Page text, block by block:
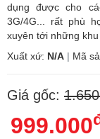
dụng được cho
3G/4G... rất phù
xuyên tới những
Xuất xứ: N/A | Mã
Giá gốc:
999.000